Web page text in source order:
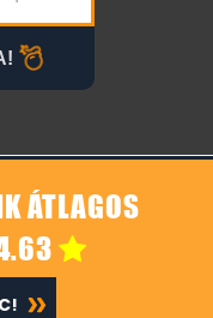
ÁTLAGOS